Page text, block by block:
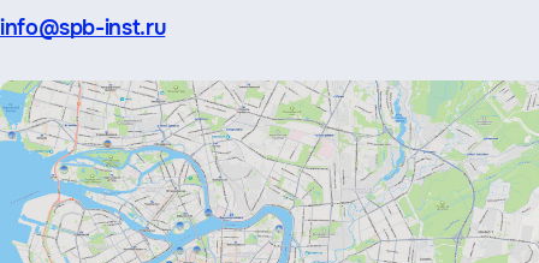
Эл.
info@spb-inst.ru